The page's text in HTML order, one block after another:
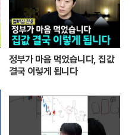
정부가 마음 먹었습니다, 집값
결국 이렇게 됩니다